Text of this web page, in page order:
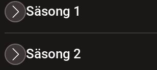
Säsong 1
Säsong 2